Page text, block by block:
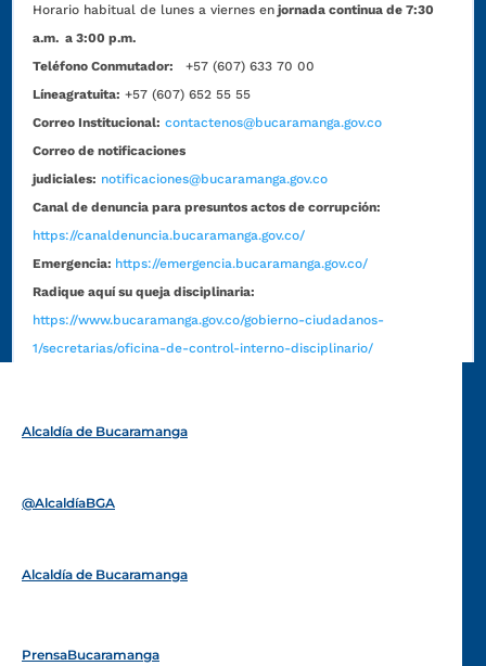
Horario habitual de lunes a viernes en jornada continua de 7:30
a.m. a 3:00 p.m.
Teléfono Conmutador:
+57 (607) 633 70 00
Líneagratuita: +57 (607) 652 55 55
Correo Institucional: contactenos@bucaramanga.gov.co
Correo de notificaciones
judiciales: notificaciones@bucaramanga.gov.co
Canal de denuncia para presuntos actos de corrupción:
https://canaldenuncia.bucaramanga.gov.co/
Emergencia: https://emergencia.bucaramanga.gov.co/
Radique aquí su queja disciplinaria:
https://www.bucaramanga.gov.co/gobierno-ciudadanos-
1/secretarias/oficina-de-control-interno-disciplinario/
Alcaldía de Bucaramanga
@AlcaldíaBGA
Alcaldía de Bucaramanga
PrensaBucaramanga